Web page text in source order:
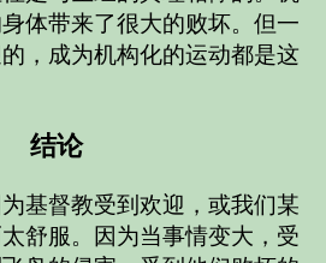
体带来了很大的败坏。但一
，成为机构化的运动都是这
结论
基督教受到欢迎，或我们某
舒服。因为当事情变大，受